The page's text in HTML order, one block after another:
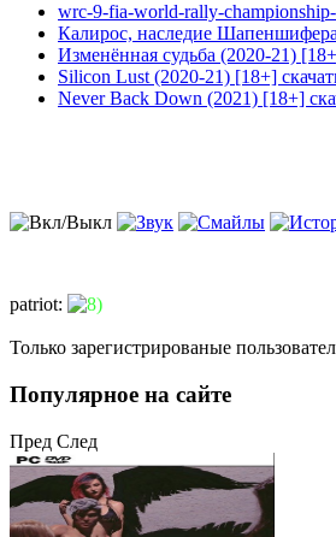
wrc-9-fia-world-rally-championship-
Калирос, наследие Шапеншифера
Изменённая судьба (2020-21)
Silicon Lust (2020-21) [18+]
Never Back Down (2021) [18+]
patriot:
Только зарегистрированые
Популярное на сайте
Пред След